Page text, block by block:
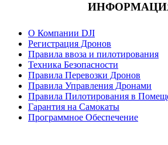
О Компании DJI
Регистрация Дронов
Правила ввоза и пилотирования
Техника Безопасности
Правила Перевозки Дронов
Правила Управления Дронами
Правила Пилотирования в
Гарантия на Самокаты
Программное Обеспечение